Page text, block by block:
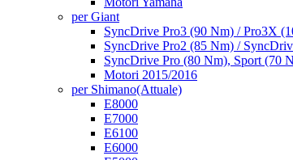
per Giant
SyncDrive Pro3 (90 Nm) / Pro3X
SyncDrive Pro2 (85 Nm) /
SyncDrive Pro (80 Nm), Sport (70
Motori 2015/2016
per Shimano(Attuale)
E8000
E7000
E6100
E6000